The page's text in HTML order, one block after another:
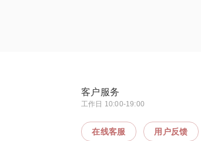
客户服务
工作日 10:00-19:00
在线客服 用户反馈